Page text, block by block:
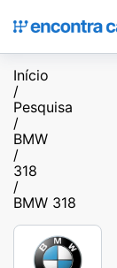
Início
/
Pesquisa
/
BMW
/
318
/
BMW 318